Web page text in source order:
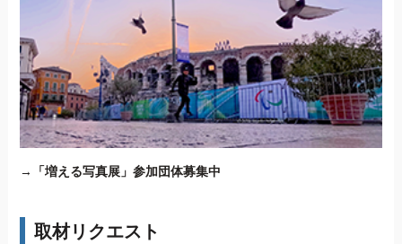
→ 「増える写真展」参加団体募集中
取材リクエスト